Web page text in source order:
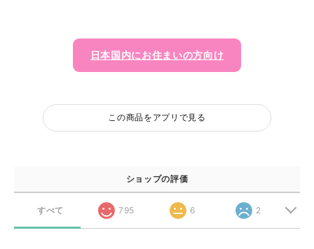
日本国内にお住まいの方向け
この商品をアプリで見る
ショップの評価
すべて 795 6 2